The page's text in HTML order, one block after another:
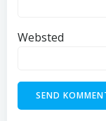
Websted